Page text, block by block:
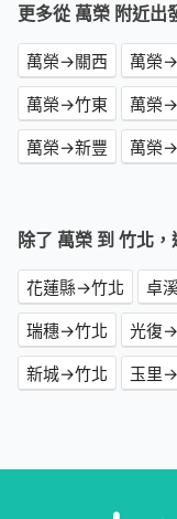
更多從 萬榮 附近出
萬榮→關西 萬榮
萬榮→竹東
萬榮
萬榮→新豐
萬榮
除了 萬榮 到 竹北
花蓮縣→竹北 卓
瑞穗→竹北
光復
新城→竹北
玉里